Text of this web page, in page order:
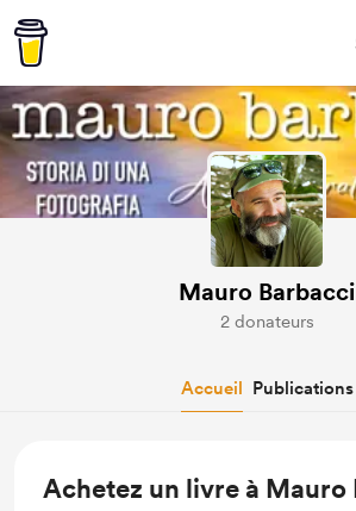
Mauro Barbacci
2 donateurs
Accueil Publications
Achetez un livre à Mauro